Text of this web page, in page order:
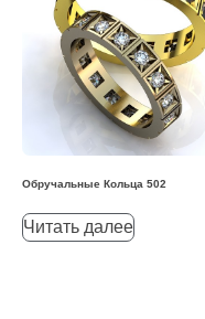
Обручальные Кольца 502
Читать далее